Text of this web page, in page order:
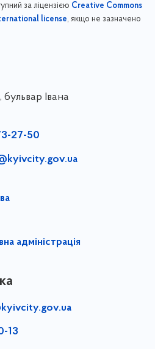
за ліцензією Creative Commons
license, якщо не зазначено
Івана
27-50
адміністрація
13